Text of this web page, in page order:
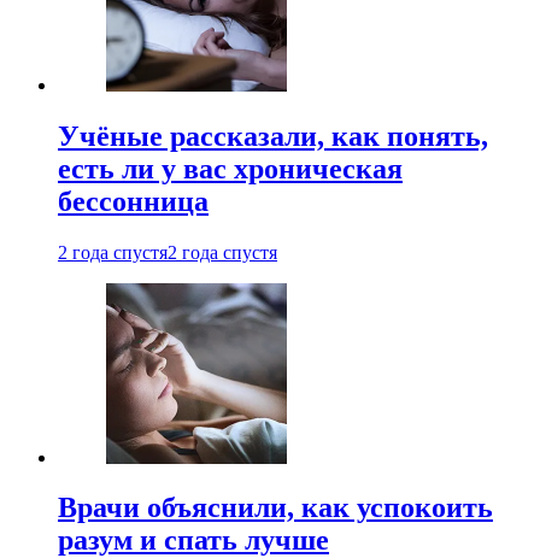
Учёные рассказали, как понять,
есть ли у вас хроническая
бессонница
2 года спустя2 года спустя
Врачи объяснили, как успокоить
разум и спать лучше